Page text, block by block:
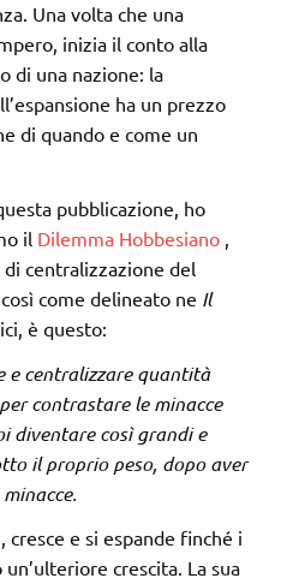
Una volta che una
inizia il conto alla
di una nazione: la
ha un prezzo
di quando e come un
pubblicazione, ho
il Dilemma Hobbesiano ,
centralizzazione del
come delineato ne Il
è questo:
e centralizzare quantità
contrastare le minacce
diventare così grandi e
il proprio peso, dopo aver
e si espande finché i
crescita. La sua